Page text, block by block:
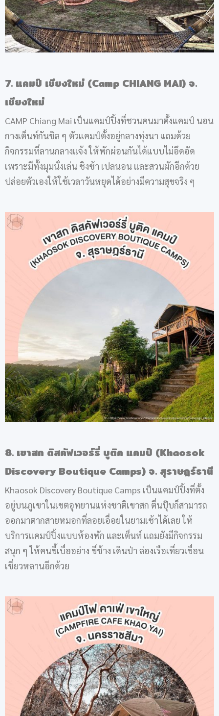
7. แคมป์ เชียงใหม่ (Camp CHIANG MAI) จ.
เชียงใหม่
CAMP Chiang Mai เป็นแคมป์ปิ้งที่ชวนคนมาตั้งแคมป์ นอน
กางเต็นท์กันชิล ๆ ตัวแคมป์ตั้งอยู่กลางทุ่งนา แถมด้วย
กิจกรรมที่ลานกลางแจ้ง ให้พักผ่อนกันได้แบบไม่อึดอัด
เพราะมีทั้งมุมนั่งเล่น ชิงช้า เปลนอน และสวนผักอีกด้วย
ปล่อยตัวเองให้ใช้เวลาวันหยุดได้อย่างมีความสุขจริง ๆ
8. เขาสก ดิสคัฟเวอร์รี่ บูติค แคมป์ (Khaosok
Discovery Boutique Camps) จ. สุราษฎร์ธานี
Khaosok Discovery Boutique Camps เป็นแคมป์ปิ้งที่ตั้ง
อยู่บนภูเขาในเขตอุทยานแห่งชาติเขาสก ตื่นปุ๊บก็สามารถ
ออกมาตากสายหมอกที่ลอยเอื่อยในยามเช้าได้เลย ให้
บริการแคมป์ปิ้งแบบห้องพัก และเต็นท์ แถมยังมีกิจกรรม
สนุก ๆ ให้คนขี้เบื่ออย่าง ขี่ช้าง เดินป่า ล่องเรือเที่ยวเขื่อน
เชี่ยวหลานอีกด้วย